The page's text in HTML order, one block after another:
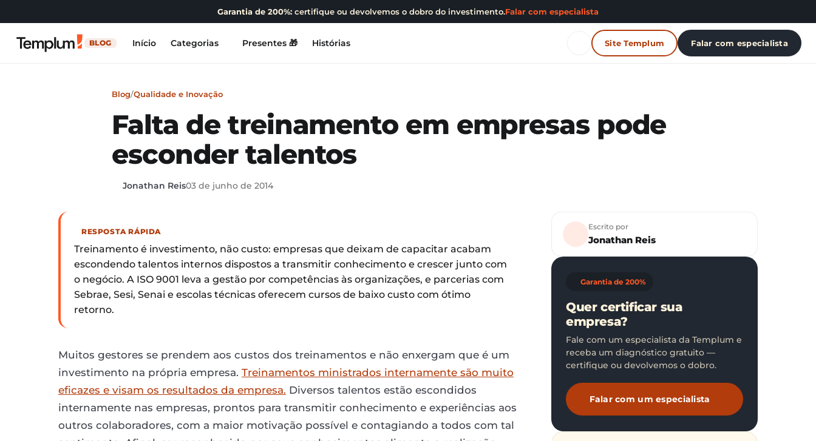
Garantia de 200%: certifique ou devolvemos o dobro do investimento.Falar com especialista
BLOG Início Categorias Presentes 🎁 Histórias Site Templum Falar com especialista
Blog/Qualidade e Inovação
Falta de treinamento em empresas pode
esconder talentos
Jonathan Reis03 de junho de 2014
RESPOSTA RÁPIDA
Treinamento é investimento, não custo: empresas que deixam de capacitar acabam
escondendo talentos internos dispostos a transmitir conhecimento e crescer junto com
o negócio. A ISO 9001 leva a gestão por competências às organizações, e parcerias com
Sebrae, Sesi, Senai e escolas técnicas oferecem cursos de baixo custo com ótimo
retorno.
Muitos gestores se prendem aos custos dos treinamentos e não enxergam que é um
investimento na própria empresa. Treinamentos ministrados internamente são muito
eficazes e visam os resultados da empresa. Diversos talentos estão escondidos
internamente nas empresas, prontos para transmitir conhecimento e experiências aos
outros colaboradores, com a maior motivação possível e contagiando a todos com tal
Escrito por
Jonathan Reis
Garantia de 200%
Quer certificar sua
empresa?
Fale com um especialista da Templum e
receba um diagnóstico gratuito —
certifique ou devolvemos o dobro.
Falar com um especialista